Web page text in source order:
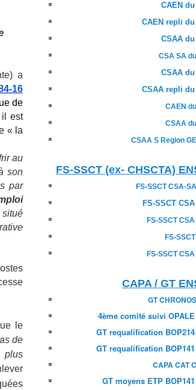
a
16
de
est
« la
au
son
par
situé
le
de
plus
CAEN
CAEN repli du
CSAA du
CSA SA
CSAA du
CSAA repli du
CAEN
CSAA
CSAA S Region
FS-SSCT (ex- CHSCTA)
FS-SSCT CSA-
FS-SSCT
FS-SSCT
FS-
FS-SSCT
CAPA / GT
GT
4ème comité suivi OPALE
GT requalification BOP214
GT requalification BOP141
CAPA CAT
GT moyens ETP